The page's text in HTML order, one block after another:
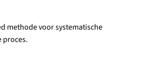
methode voor systematische
proces.